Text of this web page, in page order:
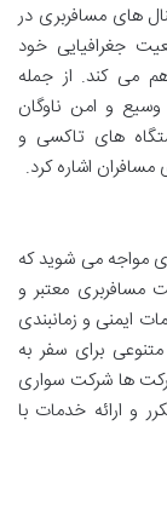
های مسافربری در
جغرافیایی خود
می کند. از جمله
و امن ناوگان
های تاکسی و
اشاره کرد.
مواجه می شوید که
مسافربری معتبر و
ایمنی و زمانبندی
برای سفر به
ها شرکت سواری
و ارائه خدمات با